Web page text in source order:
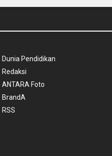
Dunia Pendidikan
Redaksi
ANTARA Foto
BrandA
RSS